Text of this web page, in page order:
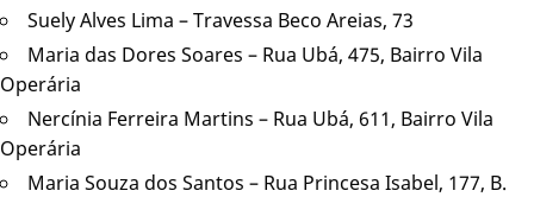
Suely Alves Lima – Travessa Beco Areias, 73
Maria das Dores Soares – Rua Ubá, 475, Bairro Vila
Operária
Nercínia Ferreira Martins – Rua Ubá, 611, Bairro Vila
Operária
Maria Souza dos Santos – Rua Princesa Isabel, 177, B.